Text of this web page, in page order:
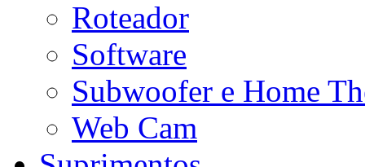
Roteador
Software
Subwoofer e Home
Web Cam